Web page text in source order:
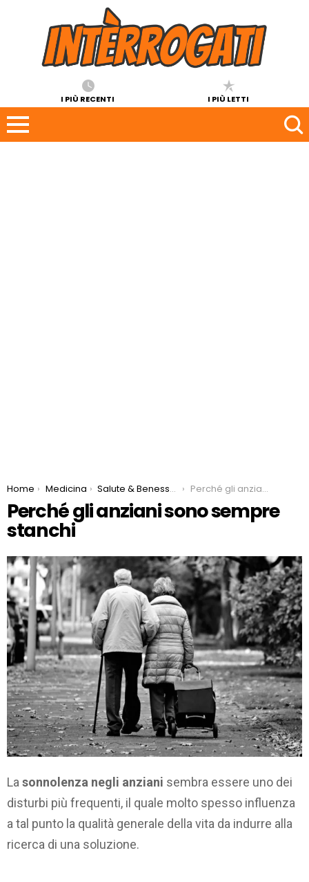
I PIÙ RECENTI I PIÙ LETTI
You are here:
Home Medicina Salute & Benessere Perché gli anziani sono sempre stanchi
Perché gli anziani sono sempre
stanchi
La sonnolenza negli anziani sembra essere uno dei
disturbi più frequenti, il quale molto spesso influenza
a tal punto la qualità generale della vita da indurre alla
ricerca di una soluzione.